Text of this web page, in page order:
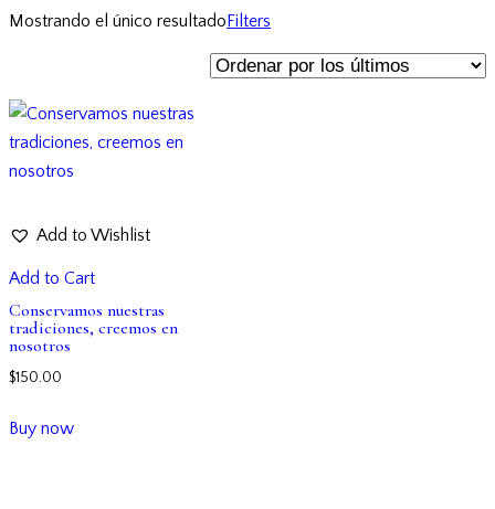
Mostrando el único resultadoFilters
Add to Wishlist
Add to Cart
Conservamos nuestras
tradiciones, creemos en
nosotros
$150.00
Buy now